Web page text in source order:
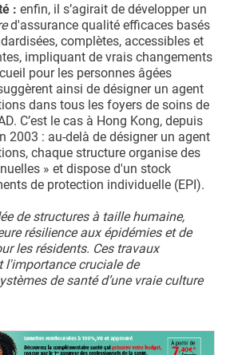
: enfin, il s’agirait de développer un
d'assurance qualité efficaces basés
complètes, accessibles et
impliquant de vrais changements
pour les personnes âgées
ainsi de désigner un agent
dans tous les foyers de soins de
C’est le cas à Hong Kong, depuis
2003 : au-delà de désigner un agent
chaque structure organise des
» et dispose d'un stock
de protection individuelle (EPI).
de structures à taille humaine,
résilience aux épidémies et de
les résidents. Ces travaux
l'importance cruciale de
de santé d’une vraie culture